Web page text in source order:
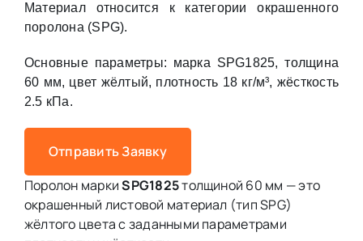
Материал относится к категории окрашенного
поролона (SPG).
Основные параметры: марка SPG1825, толщина
60 мм, цвет жёлтый, плотность 18 кг/м³, жёсткость
2.5 кПа.
Отправить Заявку
Поролон маркиSPG1825толщиной 60 мм — это
окрашенный листовой материал (тип SPG)
жёлтого цвета с заданными параметрами